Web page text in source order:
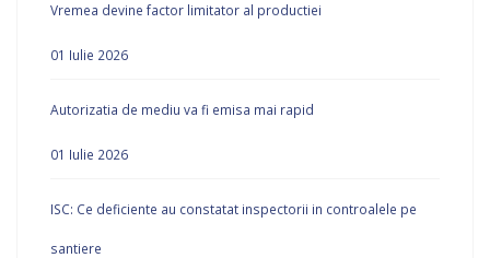
Vremea devine factor limitator al productiei
01 Iulie 2026
Autorizatia de mediu va fi emisa mai rapid
01 Iulie 2026
ISC: Ce deficiente au constatat inspectorii in controalele pe
santiere